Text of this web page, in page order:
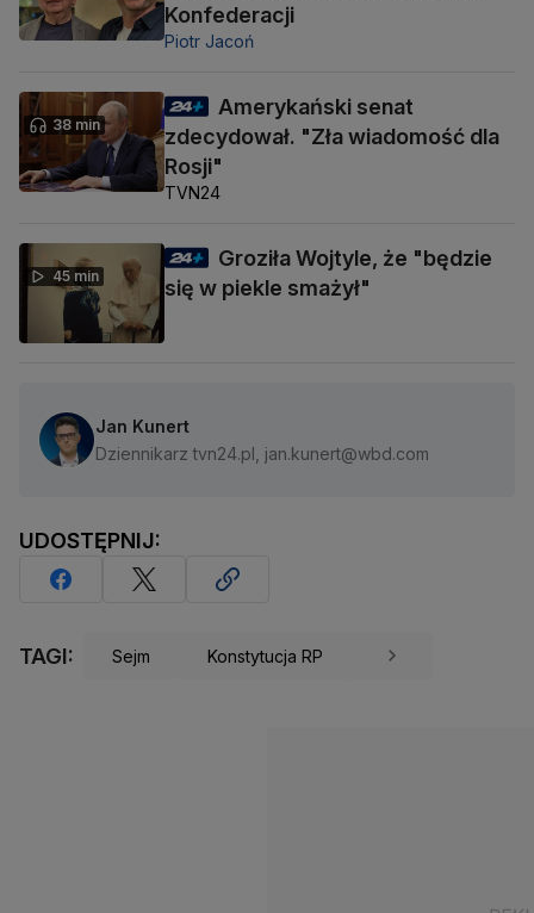
Konfederacji
Piotr Jacoń
38 min
Amerykański senat
zdecydował. "Zła wiadomość dla
Rosji"
TVN24
45 min
Groziła Wojtyle, że "będzie
się w piekle smażył"
Jan Kunert
Dziennikarz tvn24.pl, jan.kunert@wbd.com
UDOSTĘPNIJ:
TAGI: Sejm Konstytucja RP